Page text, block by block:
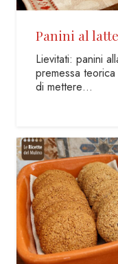
Panini al latte
Lievitati: panini
premessa
di mettere…